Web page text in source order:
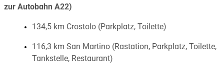
zur Autobahn A22)
134,5 km Crostolo (Parkplatz, Toilette)
116,3 km San Martino (Rastation, Parkplatz, Toilette,
Tankstelle, Restaurant)